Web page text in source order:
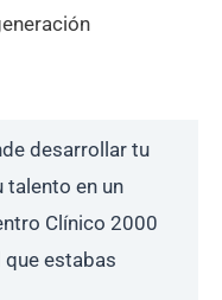
desarrollar tu
talento en un
Clínico 2000
estabas